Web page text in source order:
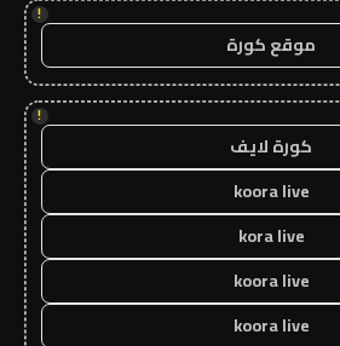
!
موقع كورة
!
كورة لايف
koora live
kora live
koora live
koora live